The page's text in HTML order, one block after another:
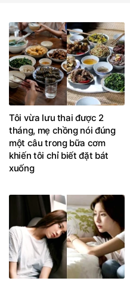
Tôi vừa lưu thai được 2
tháng, mẹ chồng nói đúng
một câu trong bữa cơm
khiến tôi chỉ biết đặt bát
xuống